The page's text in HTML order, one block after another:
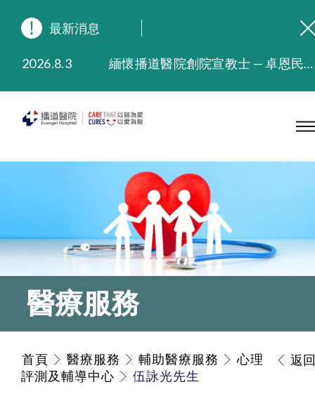
最新消息
2026.8.3
緬懷播道醫院創院宣教士 — 卓恩民醫生香港追思會
2025.9.23
本院在暴雨或颱風警告信號 (包括黑色暴雨及8號或以上熱帶氣旋警告信號) 下，仍會維持有限度服務。如有查詢，可致電2711 5222。
2025.7.21
播道醫院手機App已推出查閱病歷記錄及求診資料功能，請即下載
醫療服務
首頁 醫療服務 輔助醫療服務
心理
評測及輔導中心
伍詠光先生
返回